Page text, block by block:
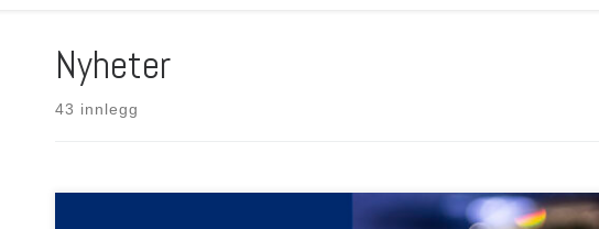
Nyheter
43 innlegg